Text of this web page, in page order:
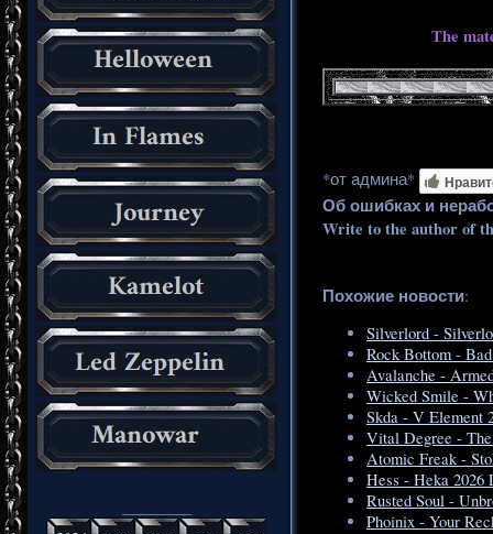
The
*от админа*
Об ошибках и
Write to the author of
Похожие новости:
Silverlord -
Rock Bottom -
Avalanche -
Wicked Smile -
Skda - V Element
Vital Degree -
Atomic Freak -
Hess - Heka 2026
Rusted Soul -
Phoinix - Your